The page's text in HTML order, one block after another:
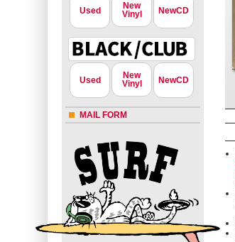
Used
New
Vinyl
NewCD
Used
New
Vinyl
NewCD
MAIL FORM